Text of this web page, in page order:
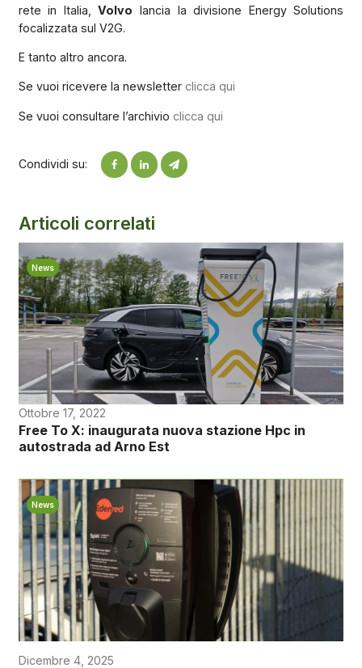
rete in Italia,Volvo lancia la divisione Energy Solutions
focalizzata sul V2G.
E tanto altro ancora.
Se vuoi ricevere la newsletter clicca qui
Se vuoi consultare l’archivio clicca qui
Condividi su:
Articoli correlati
News
Ottobre 17, 2022
Free To X: inaugurata nuova stazione Hpc in
autostrada ad Arno Est
News
Dicembre 4, 2025